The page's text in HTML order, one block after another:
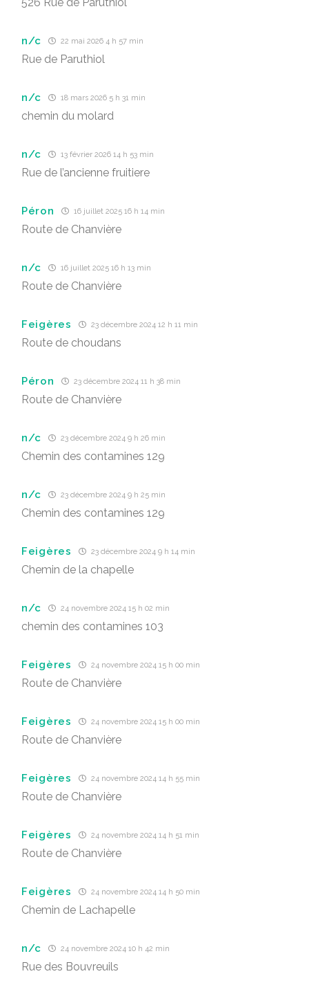
n/c 22 mai 2026 4 h 57 min
Rue de Paruthiol
n/c 18 mars 2026 5 h 31 min
chemin du molard
n/c 13 février 2026 14 h 53 min
Rue de l’ancienne fruitiere
Péron 16 juillet 2025 16 h 14 min
Route de Chanvière
n/c 16 juillet 2025 16 h 13 min
Route de Chanvière
Feigères 23 décembre 2024 12 h 11 min
Route de choudans
Péron 23 décembre 2024 11 h 38 min
Route de Chanvière
n/c 23 décembre 2024 9 h 26 min
Chemin des contamines 129
n/c 23 décembre 2024 9 h 25 min
Chemin des contamines 129
Feigères 23 décembre 2024 9 h 14 min
Chemin de la chapelle
n/c 24 novembre 2024 15 h 02 min
chemin des contamines 103
Feigères 24 novembre 2024 15 h 00 min
Route de Chanvière
Feigères 24 novembre 2024 15 h 00 min
Route de Chanvière
Feigères 24 novembre 2024 14 h 55 min
Route de Chanvière
Feigères 24 novembre 2024 14 h 51 min
Route de Chanvière
Feigères 24 novembre 2024 14 h 50 min
Chemin de Lachapelle
n/c 24 novembre 2024 10 h 42 min
Rue des Bouvreuils